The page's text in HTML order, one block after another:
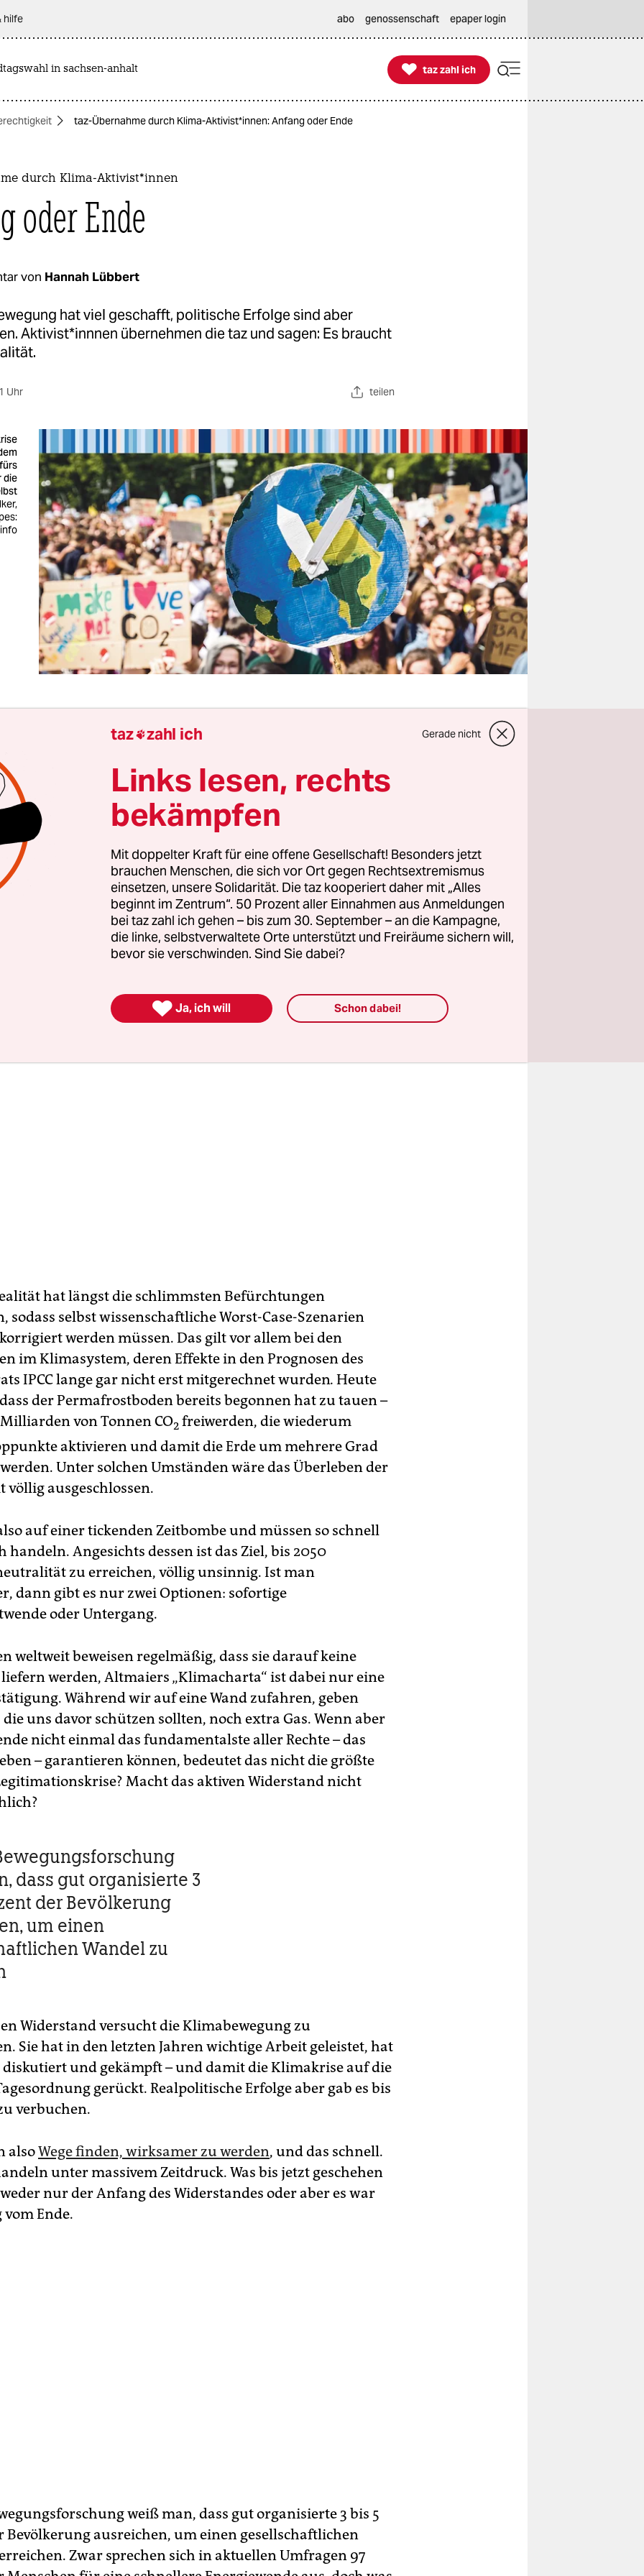
hilfe abo genossenschaft epaper login
in sachsen-anhalt 
taz zahl ich
taz zahl ich
taz-Übernahme durch Klima-Aktivist*innen: Anfang oder Ende
durch Klima-Aktivist*innen
oder Ende
von Hannah Lübbert
hat viel geschafft, politische Erfolge sind aber
Aktivist*innnen übernehmen die taz und sagen: Es braucht
Uhr teilen
die
ist längst zur Realität geworden
Menschenleben. Trotzdem ist unsere Gesellschaft immer
nicht bereit, den Fakten ins Auge zu blicken. Das wurde
besonders deutlich, als Wirtschaftsminister Peter
September seine „Klimacharta“ ankündigte, mit der
bis 2050 klimaneutral machen will. Altmaier wurde
sein Vorschlag „historisch“ und „Klimakehrtwende“
warnten sogar davor, das Programm seizuradikal.
öffentlichen Debatte dagegen systematisch ausgeblendet
es bekannt sein sollte: Die Klimakrise ist inzwischen so
völlig unzureichend sind.
hat längst die schlimmsten Befürchtungen
sodass selbst wissenschaftliche Worst-Case-Szenarien
werden müssen. Das gilt vor allem bei den
im Klimasystem, deren Effekte in den Prognosen des
IPCC lange gar nicht erst mitgerechnet wurden. Heute
der Permafrostboden bereits begonnen hat zu tauen –
von Tonnen CO2 freiwerden, die wiederum
aktivieren und damit die Erde um mehrere Grad
Unter solchen Umständen wäre das Überleben der
völlig ausgeschlossen.
auf einer tickenden Zeitbombe und müssen so schnell
handeln. Angesichts dessen ist das Ziel, bis 2050
zu erreichen, völlig unsinnig. Ist man
dann gibt es nur zwei Optionen: sofortige
oder Untergang.
weltweit beweisen regelmäßig, dass sie darauf keine
werden, Altmaiers „Klimacharta“ ist dabei nur eine
Während wir auf eine Wand zufahren, geben
uns davor schützen sollten, noch extra Gas. Wenn aber
nicht einmal das fundamentalste aller Rechte – das
– garantieren können, bedeutet das nicht die größte
Macht das aktiven Widerstand nicht
dass gut organisierte 3
der Bevölkerung
um einen
Wandel zu
Widerstand versucht die Klimabewegung zu
Sie hat in den letzten Jahren wichtige Arbeit geleistet, hat
und gekämpft – und damit die Klimakrise auf die
gerückt. Realpolitische Erfolge aber gab es bis
verbuchen.
alsoWege finden, wirksamer zu werden, und das schnell.
unter massivem Zeitdruck. Was bis jetzt geschehen
nur der Anfang des Widerstandes oder aber es war
Ende.
weiß man, dass gut organisierte 3 bis 5
Bevölkerung ausreichen, um einen gesellschaftlichen
Zwar sprechen sich in aktuellen Umfragen 97
taz zahl ich Gerade nicht
Links lesen, rechts
bekämpfen
Mit doppelter Kraft für eine offene Gesellschaft! Besonders jetzt
brauchen Menschen, die sich vor Ort gegen Rechtsextremismus
einsetzen, unsere Solidarität. Die taz kooperiert daher mit „Alles
beginnt im Zentrum“. 50 Prozent aller Einnahmen aus Anmeldungen
bei taz zahl ich gehen – bis zum 30. September – an die Kampagne,
die linke, selbstverwaltete Orte unterstützt und Freiräume sichern will,
bevor sie verschwinden. Sind Sie dabei?
 Ja, ich will Schon dabei!